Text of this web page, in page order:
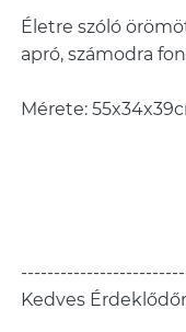
Életre szóló
apró, számodra
Mérete:
Kedves